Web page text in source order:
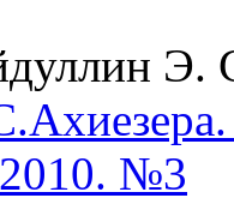
Э.
2010. №3